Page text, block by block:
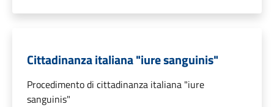
Cittadinanza italiana "iure sanguinis"
Procedimento di cittadinanza italiana "iure
sanguinis"